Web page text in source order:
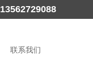
13562729088
联系我们